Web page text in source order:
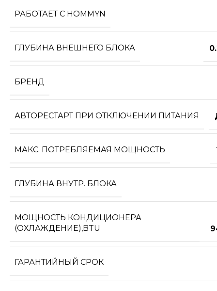
РАБОТАЕТ С HOMMYN
ГЛУБИНА ВНЕШНЕГО БЛОКА
БРЕНД
АВТОРЕСТАРТ ПРИ ОТКЛЮЧЕНИИ ПИТАНИЯ
МАКС. ПОТРЕБЛЯЕМАЯ МОЩНОСТЬ
ГЛУБИНА ВНУТР. БЛОКА
МОЩНОСТЬ КОНДИЦИОНЕРА
(ОХЛАЖДЕНИЕ),BTU
ГАРАНТИЙНЫЙ СРОК